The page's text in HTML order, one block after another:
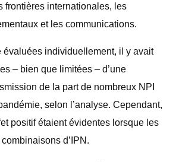
frontières internationales, les
et les communications.
évaluées individuellement, il y avait
– bien que limitées – d’une
de la part de nombreux NPI
selon l’analyse. Cependant,
positif étaient évidentes lorsque les
d’IPN.